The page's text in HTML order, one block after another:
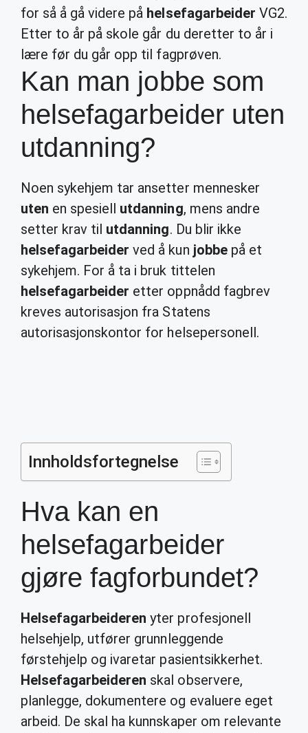
for så å gå videre på helsefagarbeider VG2.
Etter to år på skole går du deretter to år i
lære før du går opp til fagprøven.
Kan man jobbe som
helsefagarbeider uten
utdanning?
Noen sykehjem tar ansetter mennesker
uten en spesiell utdanning, mens andre
setter krav til utdanning. Du blir ikke
helsefagarbeider ved å kun jobbepå et
sykehjem. For å ta i bruk tittelen
helsefagarbeider etter oppnådd fagbrev
kreves autorisasjon fra Statens
autorisasjonskontor for helsepersonell.
Innholdsfortegnelse
Hva kan en
helsefagarbeider
gjøre fagforbundet?
Helsefagarbeideren yter profesjonell
helsehjelp, utfører grunnleggende
førstehjelp og ivaretar pasientsikkerhet.
Helsefagarbeideren skal observere,
planlegge, dokumentere og evaluere eget
arbeid. De skal ha kunnskaper om relevante